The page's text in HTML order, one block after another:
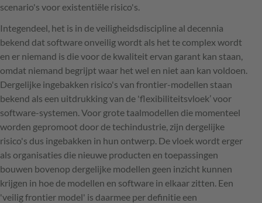
scenario's voor existentiële risico's.
Integendeel, het is in de veiligheidsdiscipline al decennia
bekend dat software onveilig wordt als het te complex wordt
en er niemand is die voor de kwaliteit ervan garant kan staan,
omdat niemand begrijpt waar het wel en niet aan kan voldoen.
Dergelijke ingebakken risico's van frontier-modellen staan
bekend als een uitdrukking van de 'flexibiliteitsvloek’ voor
software-systemen. Voor grote taalmodellen die momenteel
worden gepromoot door de techindustrie, zijn dergelijke
risico's dus ingebakken in hun ontwerp. De vloek wordt erger
als organisaties die nieuwe producten en toepassingen
bouwen bovenop dergelijke modellen geen inzicht kunnen
krijgen in hoe de modellen en software in elkaar zitten. Een
'veilig frontier model' is daarmee per definitie een